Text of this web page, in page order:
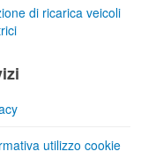
di ricarica veicoli
utilizzo cookie